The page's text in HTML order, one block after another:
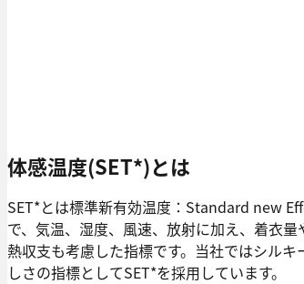
体感温度(SET*)とは
SET*とは標準新有効温度：Standard new
で、気温、湿度、風速、放射に加え、着衣量
熱収支も考慮した指標です。当社ではシル
しさの指標としてSET*を採用しています。